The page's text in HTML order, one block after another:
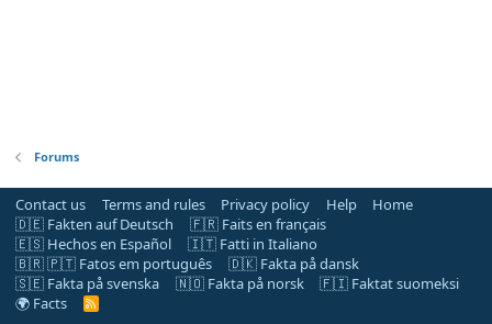
Forums
Contact us Terms and rules Privacy policy Help
Home
🇩🇪 Fakten auf Deutsch
🇫🇷 Faits en français
🇪🇸 Hechos en Español
🇮🇹 Fatti in Italiano
🇧🇷 🇵🇹 Fatos em português
🇩🇰 Fakta på dansk
🇸🇪 Fakta på svenska
🇳🇴 Fakta på norsk
🇫🇮 Faktat suomeksi
🌍 Facts
R